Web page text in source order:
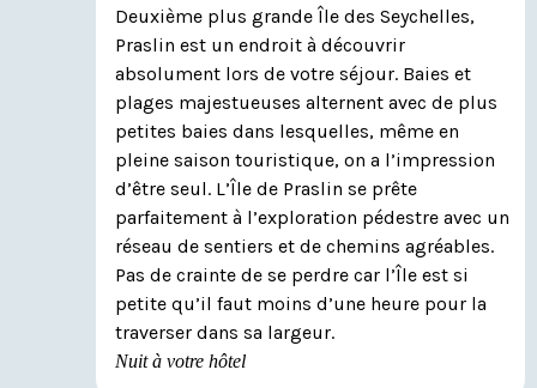
Deuxième plus grande Île des Seychelles,
Praslin est un endroit à découvrir
absolument lors de votre séjour. Baies et
plages majestueuses alternent avec de plus
petites baies dans lesquelles, même en
pleine saison touristique, on a l’impression
d’être seul. L’Île de Praslin se prête
parfaitement à l’exploration pédestre avec un
réseau de sentiers et de chemins agréables.
Pas de crainte de se perdre car l’Île est si
petite qu’il faut moins d’une heure pour la
traverser dans sa largeur.
Nuit à votre hôtel